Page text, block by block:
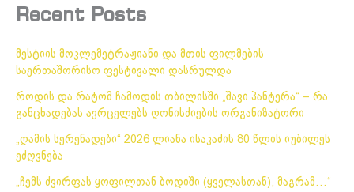
Recent Posts
მესტიის მოკლემეტრაჟიანი და მთის ფილმების
საერთაშორისო ფესტივალი დასრულდა
როდის და რატომ ჩამოდის თბილისში „შავი პანტერა“ – რა
განცხადებას ავრცელებს ღონისძიების ორგანიზატორი
„ღამის სერენადები“ 2026 ლიანა ისაკაძის 80 წლის იუბილეს
ეძღვნება
„ჩემს ძვირფას ყოფილთან ბოდიში (ყველასთან), მაგრამ…“